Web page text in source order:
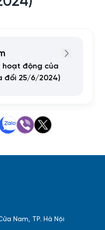
hoạt động của
đổi 25/6/2024)
Nam, TP. Hà Nội